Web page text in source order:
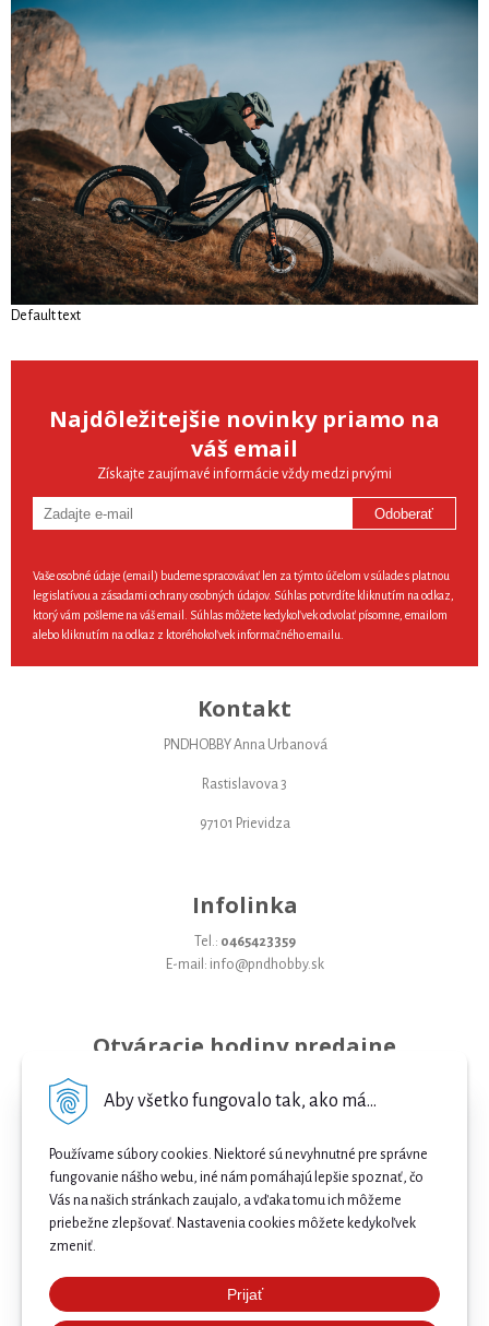
Aby všetko fungovalo tak, ako má...
Používame súbory cookies. Niektoré sú nevyhnutné pre správne
fungovanie nášho webu, iné nám pomáhajú lepšie spoznať, čo
Vás na našich stránkach zaujalo, a vďaka tomu ich môžeme
priebežne zlepšovať. Nastavenia cookies môžete kedykoľvek
zmeniť.
Prijať
Default text
Najdôležitejšie novinky priamo na
váš email
Získajte zaujímavé informácie vždy medzi prvými
Odoberať
Vaše osobné údaje (email) budeme spracovávať len za týmto účelom v súlade s platnou
legislatívou a zásadami ochrany osobných údajov. Súhlas potvrdíte kliknutím na odkaz,
ktorý vám pošleme na váš email. Súhlas môžete kedykoľvek odvolať písomne, emailom
alebo kliknutím na odkaz z ktoréhokoľvek informačného emailu.
Kontakt
PNDHOBBY Anna Urbanová
Rastislavova 3
97101 Prievidza
Infolinka
Tel.: 0465423359
E-mail: info@pndhobby.sk
Otváracie hodiny predajne
Streda 09-17
Štvrtok 09-17
Sobota 09-12
Nedeľa Zatvorené
Najnižšia cena .